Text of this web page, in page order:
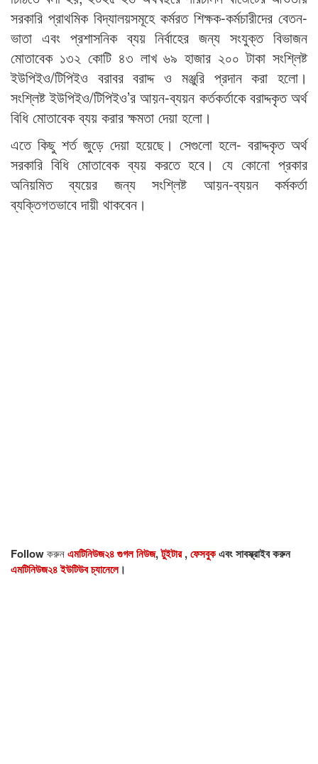
সরকারি প্রাথমিক বিদ্যালয়সমূহে কর্মরত শিক্ষক-কর্মচারীদের বেতন-
ভাতা এবং প্রশাসনিক ব্যয় নির্বাহের জন্য সংযুক্ত বিভাজন
মোতাবেক ১৩২ কোটি ৪৩ লাখ ৬৯ হাজার ২০০ টাকা সংশ্লিষ্ট
ইউপিইও/টিপিইও বরাবর বরাদ্দ ও মঞ্জুরি প্রদান করা হলো।
সংশ্লিষ্ট ইউপিইও/টিপিইও’র আয়ন-ব্যয়ন কর্তকর্তাকে বরাদ্দকৃত অর্থ
বিধি মোতাবেক ব্যয় করার ক্ষমতা দেয়া হলো।
এতে কিছু শর্ত জুড়ে দেয়া হয়েছে। সেগুলো হলে- বরাদ্দকৃত অর্থ
সরকারি বিধি মোতাবেক ব্যয় করতে হবে। যে কোনো প্রকার
অনিয়মিত ব্যয়ের জন্য সংশ্লিষ্ট আয়ন-ব্যয়ন কর্মকর্তা
ব্যক্তিগতভাবে দায়ী থাকবেন।
Followকরুনএমটিনিউজ২৪ গুগল নিউজ,টুইটার,ফেসবুকএবং সাবস্ক্রাইব করুন
এমটিনিউজ২৪ ইউটিউব চ্যানেলে।